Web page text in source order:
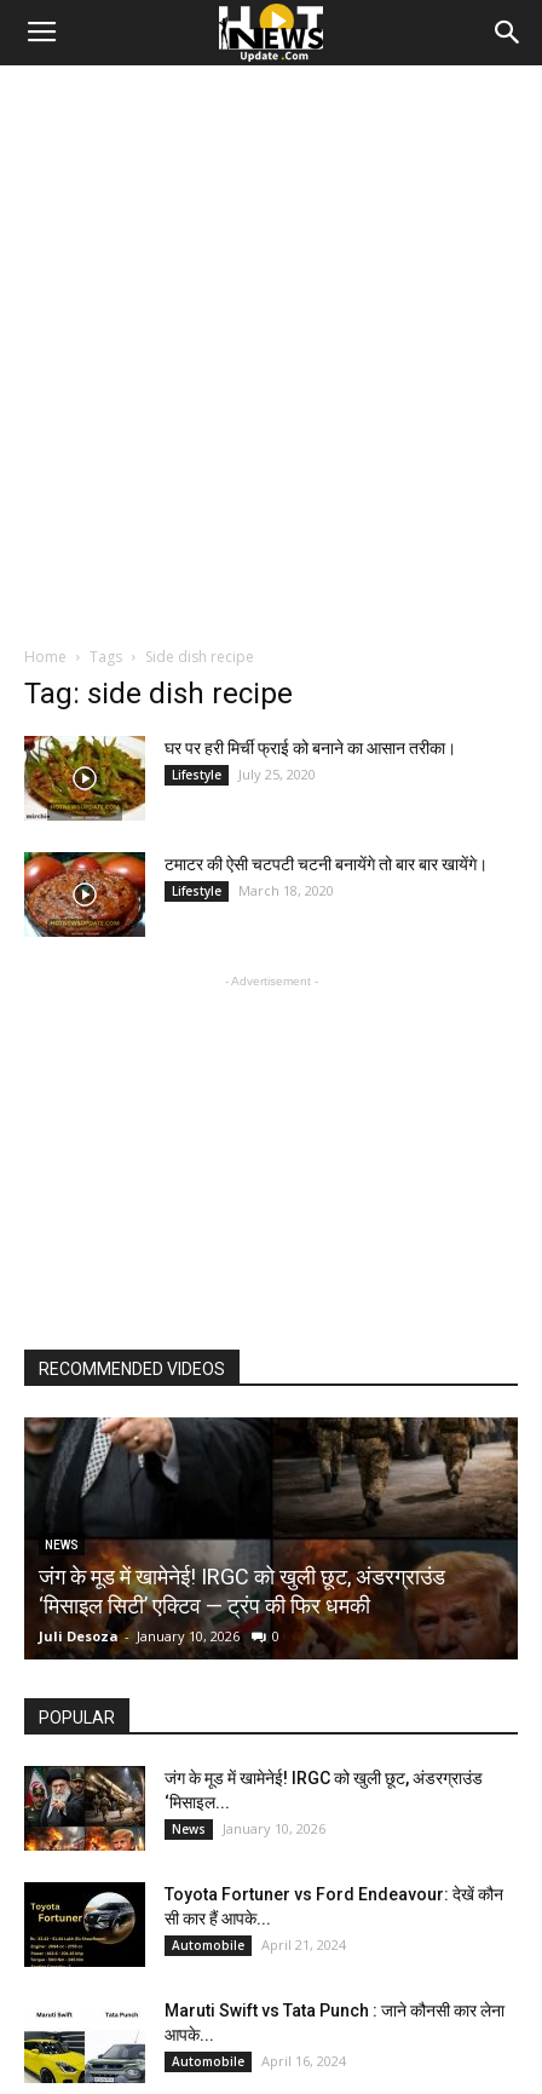
Home Tags Side dish recipe
Tag: side dish recipe
घर पर हरी मिर्ची फ्राई को बनाने का आसान तरीका।
Lifestyle July 25, 2020
टमाटर की ऐसी चटपटी चटनी बनायेंगे तो बार बार खायेंगे।
Lifestyle March 18, 2020
- Advertisement -
RECOMMENDED VIDEOS
NEWS
जंग के मूड में खामेनेई! IRGC को खुली छूट, अंडरग्राउंड
‘मिसाइल सिटी’ एक्टिव — ट्रंप की फिर धमकी
Juli Desoza - January 10, 2026 0
POPULAR
जंग के मूड में खामेनेई! IRGC को खुली छूट, अंडरग्राउंड
‘मिसाइल...
News January 10, 2026
Toyota Fortuner vs Ford Endeavour: देखें कौन
सी कार हैं आपके...
Automobile April 21, 2024
Maruti Swift vs Tata Punch : जाने कौनसी कार लेना
आपके...
Automobile April 16, 2024